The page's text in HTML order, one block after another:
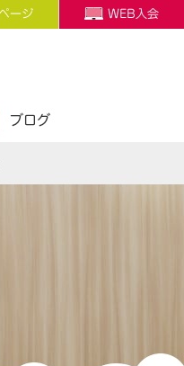
ージ WEB入会
ブログ